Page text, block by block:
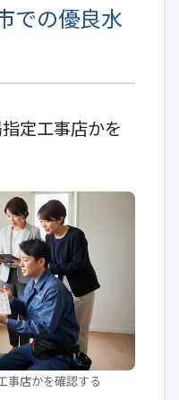
での優良水
定工事店かを
事店かを確認する